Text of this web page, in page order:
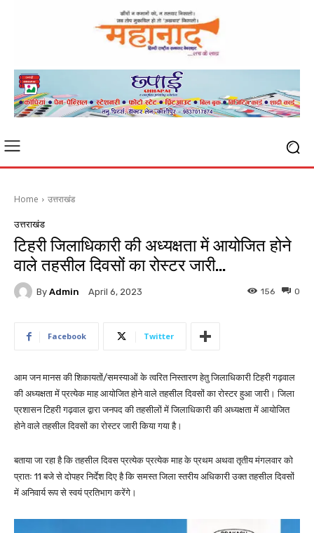
Home उत्तराखंड
उत्तराखंड
टिहरी जिलाधिकारी की अध्यक्षता में आयोजित होने
वाले तहसील दिवसों का रोस्टर जारी…
By Admin April 6, 2023 0
156
Facebook Twitter
आम जन मानस की शिकायतों/समस्याओं के त्वरित निस्तारण हेतु जिलाधिकारी टिहरी गढ़वाल
की अध्यक्षता में प्रत्येक माह आयोजित होने वाले तहसील दिवसों का रोस्टर हुआ जारी। जिला
प्रशासन टिहरी गढ़वाल द्वारा जनपद की तहसीलों में जिलाधिकारी की अध्यक्षता में आयोजित
होने वाले तहसील दिवसों का रोस्टर जारी किया गया है।
बताया जा रहा है कि तहसील दिवस प्रत्येक प्रत्येक माह के प्रथम अथवा तृतीय मंगलवार को
प्रातः 11 बजे से दोपहर निर्देश दिए है कि समस्त जिला स्तरीय अधिकारी उक्त तहसील दिवसों
में अनिवार्य रूप से स्वयं प्रतिभाग करेंगे।